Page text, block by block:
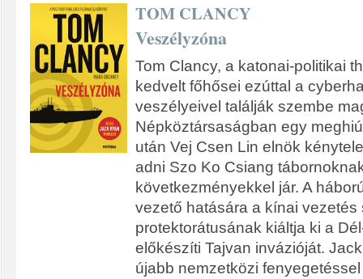
TOM CLANCY
Veszélyzóna
Tom Clancy, a katonai-politikai
kedvelt főhősei ezúttal a
veszélyeivel találják szembe
Népköztársaságban egy
után Vej Csen Lin elnök
adni Szo Ko Csiang
következményekkel jár. A
vezető hatására a kínai vezetés
protektorátusának kiáltja ki a
előkészíti Tajvan invázióját.
újabb nemzetközi